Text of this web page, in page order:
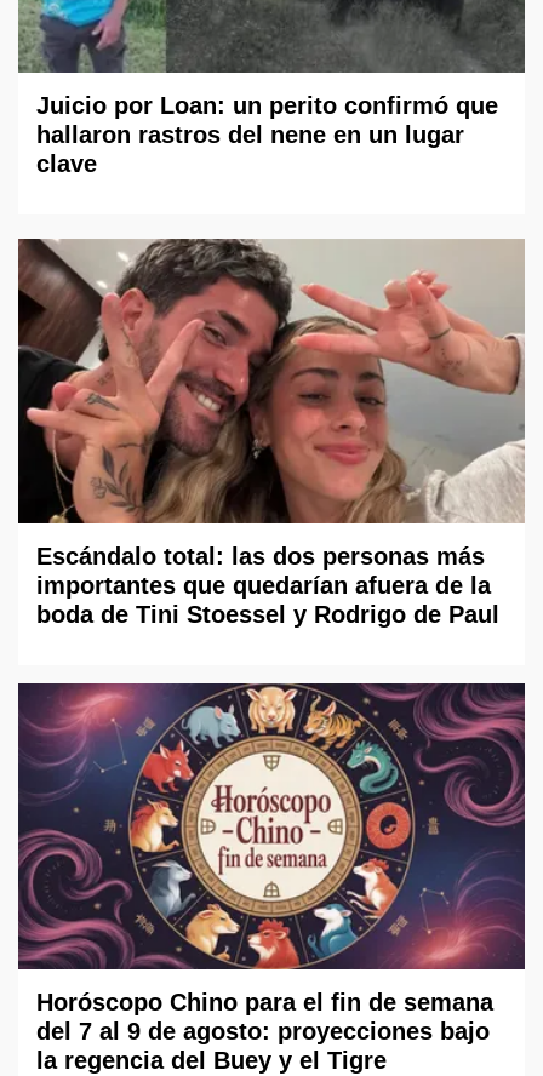
Juicio por Loan: un perito confirmó que
hallaron rastros del nene en un lugar
clave
Escándalo total: las dos personas más
importantes que quedarían afuera de la
boda de Tini Stoessel y Rodrigo de Paul
Horóscopo Chino para el fin de semana
del 7 al 9 de agosto: proyecciones bajo
la regencia del Buey y el Tigre